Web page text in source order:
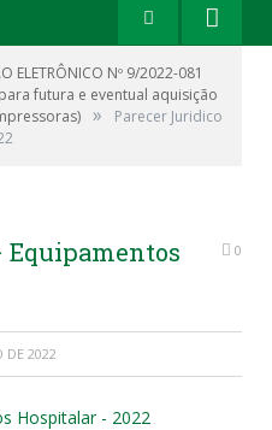
ELETRÔNICO Nº 9/2022-081
futura e eventual aquisição
»
Parecer Juridico
0
DE 2022
Hospitalar - 2022